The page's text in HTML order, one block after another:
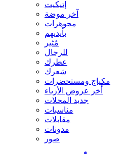
إتيكيت
آخر موضة
مجوهرات
بأيديهم
مُثير
للرجال
عطرك
شعرك
مكياج ومستحضرات
أخر عروض الأزياء
جديد المحلات
مناسبات
مقابلات
مدونات
صور